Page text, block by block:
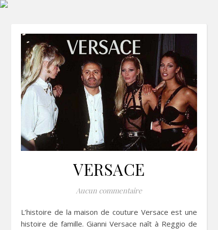
VERSACE
Aucun commentaire
L’histoire de la maison de couture Versace est une
histoire de famille. Gianni Versace naît à Reggio de